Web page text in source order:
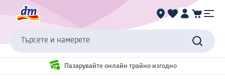
Търсете и намерете
Пазарувайте онлайн трайно изгодно